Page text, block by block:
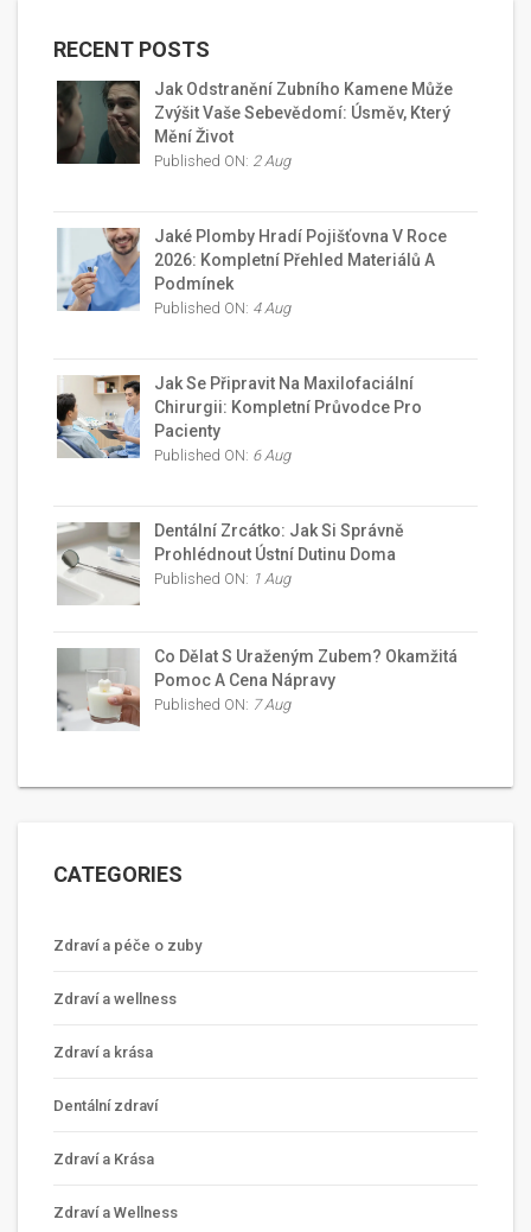
RECENT POSTS
Jak Odstranění Zubního Kamene Může
Zvýšit Vaše Sebevědomí: Úsměv, Který
Mění Život
Published ON: 2 Aug
Jaké Plomby Hradí Pojišťovna V Roce
2026: Kompletní Přehled Materiálů A
Podmínek
Published ON: 4 Aug
Jak Se Připravit Na Maxilofaciální
Chirurgii: Kompletní Průvodce Pro
Pacienty
Published ON: 6 Aug
Dentální Zrcátko: Jak Si Správně
Prohlédnout Ústní Dutinu Doma
Published ON: 1 Aug
Co Dělat S Uraženým Zubem? Okamžitá
Pomoc A Cena Nápravy
Published ON: 7 Aug
CATEGORIES
Zdraví a péče o zuby
Zdraví a wellness
Zdraví a krása
Dentální zdraví
Zdraví a Krása
Zdraví a Wellness